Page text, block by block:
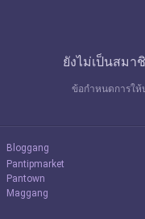
ยังไม่เป็นสมา
ข้อกำหนดการให้
Bloggang
Pantipmarket
Pantown
Maggang